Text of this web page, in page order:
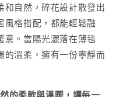
和自然，碎花設計散發出
風格搭配，都能輕鬆融
意。當陽光灑落在薄毯
的溫柔，擁有一份寧靜而